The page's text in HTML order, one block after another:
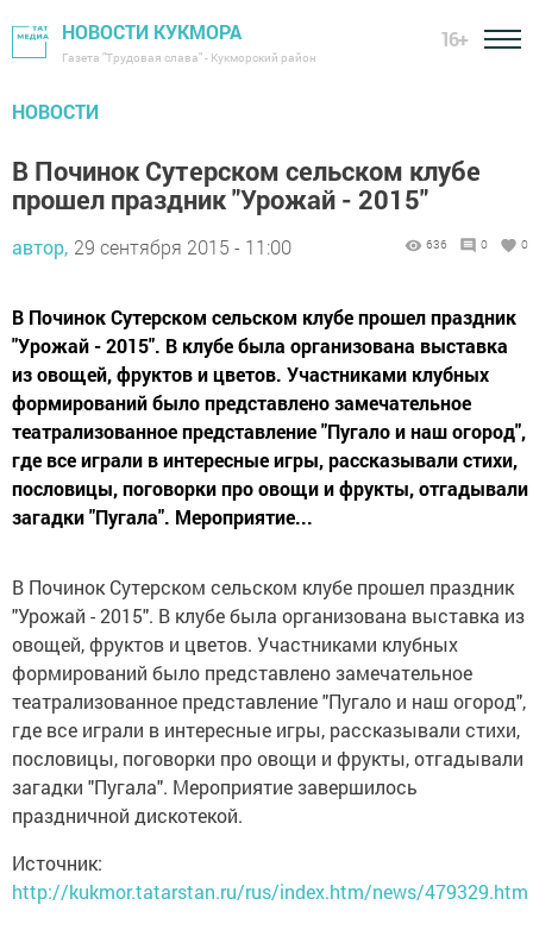
НОВОСТИ КУКМОРА
Газета "Трудовая слава" - Кукморский район
16+
НОВОСТИ
В Починок Сутерском сельском клубе
прошел праздник "Урожай - 2015"
автор, 29 сентября 2015 - 11:00 636 0 0
В Починок Сутерском сельском клубе прошел праздник
"Урожай - 2015". В клубе была организована выставка
из овощей, фруктов и цветов. Участниками клубных
формирований было представлено замечательное
театрализованное представление "Пугало и наш огород",
где все играли в интересные игры, рассказывали стихи,
пословицы, поговорки про овощи и фрукты, отгадывали
загадки "Пугала". Мероприятие...
В Починок Сутерском сельском клубе прошел праздник
"Урожай - 2015". В клубе была организована выставка из
овощей, фруктов и цветов. Участниками клубных
формирований было представлено замечательное
театрализованное представление "Пугало и наш огород",
где все играли в интересные игры, рассказывали стихи,
пословицы, поговорки про овощи и фрукты, отгадывали
загадки "Пугала". Мероприятие завершилось
праздничной дискотекой.
Источник:
http://kukmor.tatarstan.ru/rus/index.htm/news/479329.htm